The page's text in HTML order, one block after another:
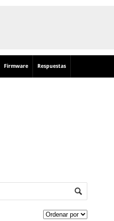
Firmware Respuestas